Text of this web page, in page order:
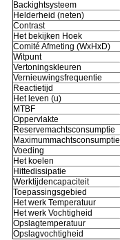
Backightsysteem
Helderheid (neten)
Contrast
Het bekijken Hoek
Comité Afmeting (WxHxD)
Witpunt
Vertoningskleuren
Vernieuwingsfrequentie
Reactietijd
Het leven (u)
MTBF
Oppervlakte
Reservemachtsconsumptie
Maximummachtsconsumptie
Voeding
Het koelen
Hittedissipatie
Werktijdencapaciteit
Toepassingsgebied
Het werk Temperatuur
Het werk Vochtigheid
Opslagtemperatuur
Opslagvochtigheid